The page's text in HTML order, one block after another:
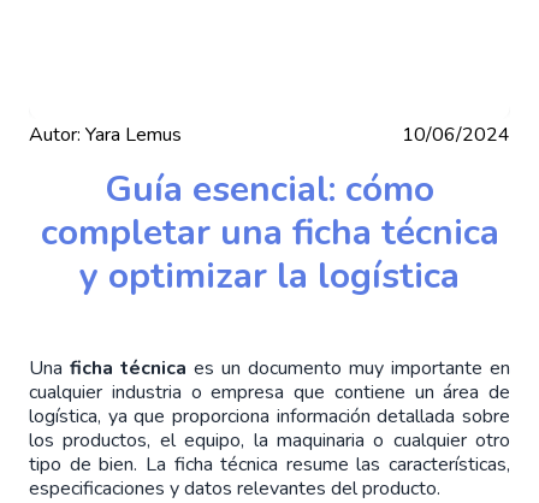
Autor: Yara Lemus 10/06/2024
Guía esencial: cómo
completar una ficha técnica
y optimizar la logística
Una ficha técnica es un documento muy importante en
cualquier industria o empresa que contiene un área de
logística, ya que proporciona información detallada sobre
los productos, el equipo, la maquinaria o cualquier otro
tipo de bien. La ficha técnica resume las características,
especificaciones y datos relevantes del producto.